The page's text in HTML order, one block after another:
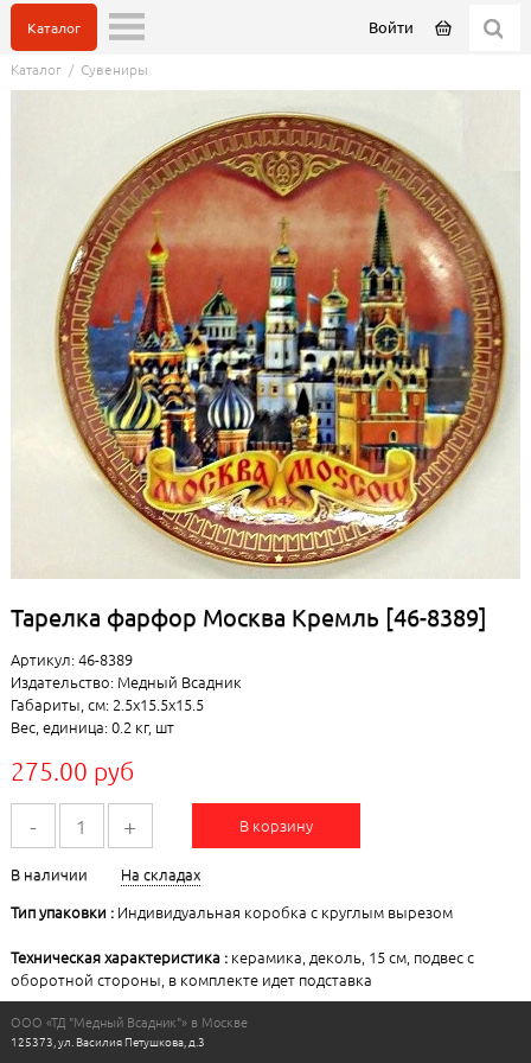
Войти
Каталог
Каталог/ Сувениры
Тарелка фарфор Москва Кремль [46-8389]
Артикул: 46-8389
Издательство: Медный Всадник
Габариты, см: 2.5x15.5x15.5
Вес, единица: 0.2 кг, шт
275.00 руб
- + В корзину
В наличии
На складах
Тип упаковки :Индивидуальная коробка с круглым вырезом
Техническая характеристика :керамика, деколь, 15 см, подвес с
оборотной стороны, в комплекте идет подставка
ООО «ТД "Медный Всадник"» в Москве
125373, ул. Василия Петушкова, д.3